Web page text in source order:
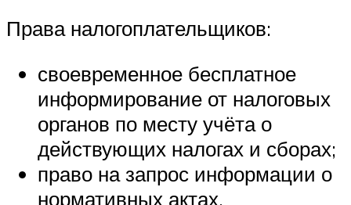
Права налогоплательщиков:
своевременное бесплатное
информирование от налоговых
органов по месту учёта о
действующих налогах и сборах;
право на запрос информации о
нормативных актах,